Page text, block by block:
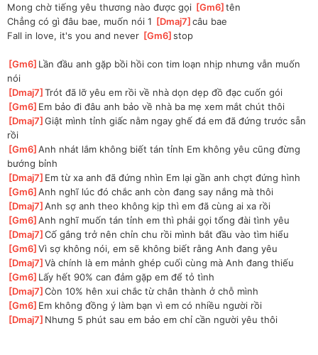
Mong chờ tiếng yêu thương nào được gọi [Gm6 ]tên
Chẳng có gì đâu bae, muốn nói 1 [Dmaj7 ]
câu bae
Fall in love, it's you and never [Gm6 ]
stop
[Gm6 ]Lần đầu anh gặp bồi hồi con tim loạn nhịp nhưng vẫn muốn
nói
[Dmaj7 ]
Trót đã lỡ yêu em rồi về nhà dọn dẹp đồ đạc cuốn gói
[Gm6 ]Em bảo đi đâu anh bảo về nhà ba mẹ xem mắt chút thôi
[Dmaj7 ]
Giật mình tỉnh giấc nằm ngay ghế đá em đã đứng trước sẵn
rồi
[Gm6 ]
Anh nhát lắm không biết tán tỉnh Em không yêu cũng đừng
bướng bỉnh
[Dmaj7 ]Em từ xa anh đã đứng nhìn Em lại gần anh chợt đứng hình
[Gm6 ]
Anh nghĩ lúc đó chắc anh còn đang say nắng mà thôi
[Dmaj7 ]
Anh sợ anh theo không kịp thì em đã cùng ai xa rồi
[Gm6 ]
Anh nghĩ muốn tán tỉnh em thì phải gọi tổng đài tình yêu
[Dmaj7 ]
Cố gắng trở nên chỉn chu rồi mình bắt đầu vào tìm hiểu
[Gm6 ]
Vì sợ không nói, em sẽ không biết rằng Anh đang yêu
[Dmaj7 ]
Và chính là em mảnh ghép cuối cùng mà Anh đang thiếu
[Gm6 ]Lấy hết 90% can đảm gặp em để tỏ tình
[Dmaj7 ]
Còn 10% hên xui chắc từ chân thành ở chỗ mình
[Gm6 ]Em không đồng ý làm bạn vì em có nhiều người rồi
[Dmaj7 ]Nhưng 5 phút sau em bảo em chỉ cần người yêu thôi